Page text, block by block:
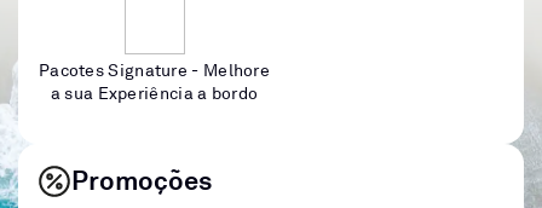
Pacotes Signature - Melhore
a sua Experiência a bordo
Promoções